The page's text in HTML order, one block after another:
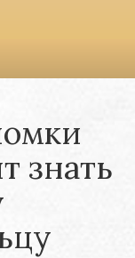
знать